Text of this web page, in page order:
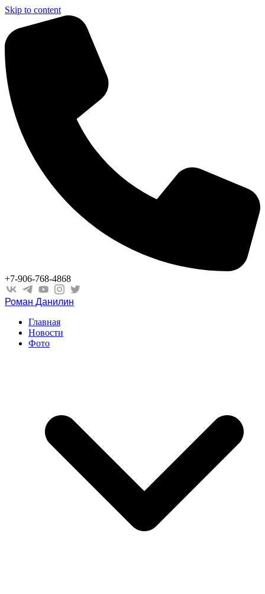
Skip to content
+7-906-768-4868
Роман Данилин
Главная
Новости
Фото